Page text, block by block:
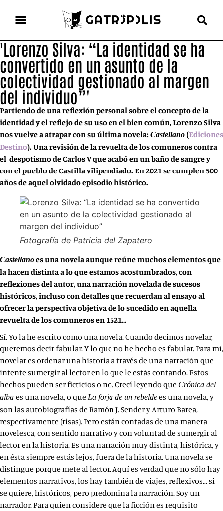
'Lorenzo Silva: “La identidad se ha
convertido en un asunto de la
colectividad gestionado al margen
del individuo”'
Partiendo de una reflexión personal sobre el concepto de la
identidad y el reflejo de su uso en el bien común, Lorenzo Silva
nos vuelve a atrapar con su última novela:Castellano (Ediciones
Destino). Una revisión de la revuelta de los comuneros contra
el despotismo de Carlos V que acabó en un baño de sangre y
con el pueblo de Castilla vilipendiado. En 2021 se cumplen 500
años de aquel olvidado episodio histórico.
Fotografía de Patricia del Zapatero
Castellanoes una novela aunque reúne muchos elementos que
la hacen distinta a lo que estamos acostumbrados, con
reflexiones del autor, una narración novelada de sucesos
históricos, incluso con detalles que recuerdan al ensayo al
ofrecer la perspectiva objetiva de lo sucedido en aquella
revuelta de los comuneros en 1521…
Sí. Yo la he escrito como una novela. Cuando decimos novelar,
queremos decir fabular. Y lo que no he hecho es fabular. Para mí,
novelar es ordenar una historia a través de una narración que
intente sumergir al lector en lo que le estás contando. Estos
hechos pueden ser ficticios o no. Crecí leyendo que Crónica del
alba es una novela, o que La forja de un rebeldees una novela, y
son las autobiografías de Ramón J. Sender y Arturo Barea,
respectivamente (risas). Pero están contadas de una manera
novelesca, con sentido narrativo y con voluntad de sumergir al
lector en la historia. Es una narración muy distinta, histórica, y
en ésta siempre estás lejos, fuera de la historia. Una novela se
distingue porque mete al lector. Aquí es verdad que no sólo hay
elementos narrativos, los hay también de viajes, reflexivos… si
se quiere, históricos, pero predomina la narración. Soy un
narrador. Para quien considere que la ficción es requisito